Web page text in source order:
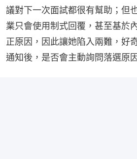
議對下一次面試都很有幫助；但
業只會使用制式回覆，甚至基於
正原因，因此讓她陷入兩難，好
通知後，是否會主動詢問落選原